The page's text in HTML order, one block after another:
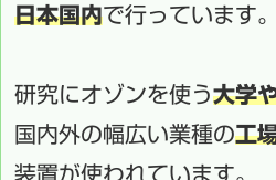
日本国内で行っています。
研究にオゾンを使う大学
国内外の幅広い業種の工
装置が使われています。